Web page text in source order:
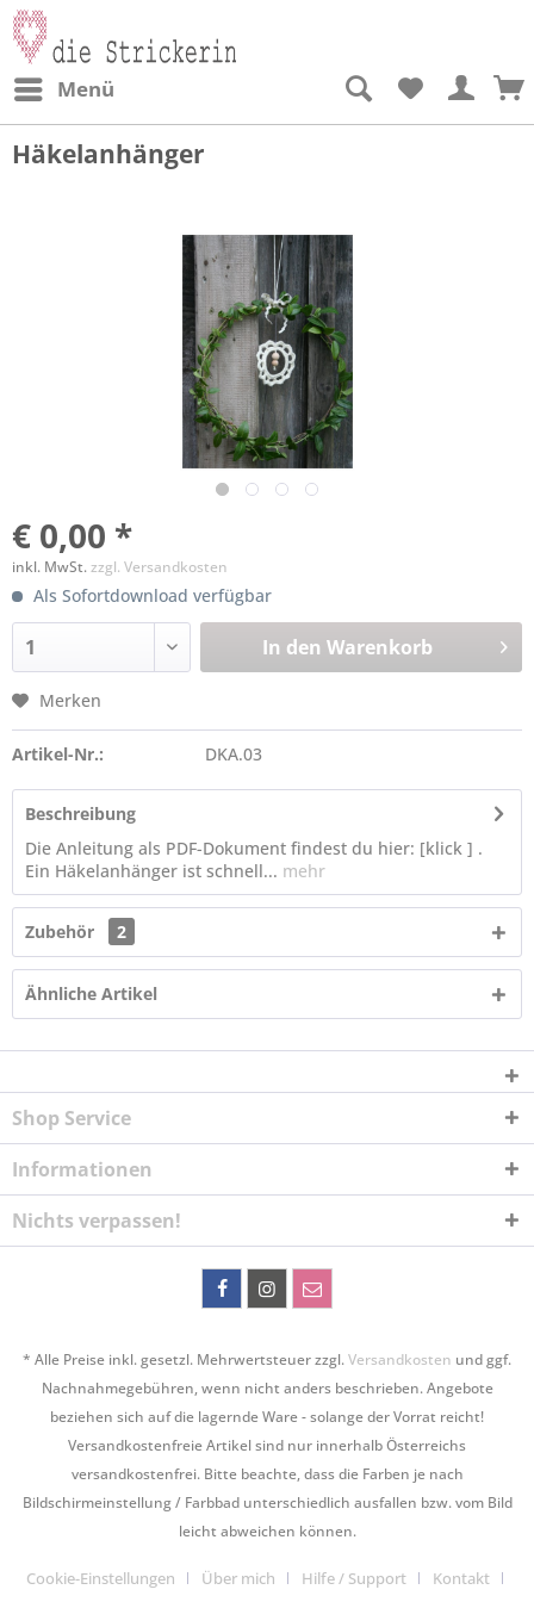
Menü
Häkelanhänger
€ 0,00 *
inkl. MwSt.zzgl. Versandkosten
Als Sofortdownload verfügbar
In den Warenkorb
Merken
Artikel-Nr.: DKA.03
Beschreibung
Die Anleitung als PDF-Dokument findest du hier: [klick ] .
Ein Häkelanhänger ist schnell... mehr
Zubehör 2
Ähnliche Artikel
Shop Service
Informationen
Nichts verpassen!
* Alle Preise inkl. gesetzl. Mehrwertsteuer zzgl.Versandkosten und ggf.
Nachnahmegebühren, wenn nicht anders beschrieben. Angebote
beziehen sich auf die lagernde Ware - solange der Vorrat reicht!
Versandkostenfreie Artikel sind nur innerhalb Österreichs
versandkostenfrei. Bitte beachte, dass die Farben je nach
Bildschirmeinstellung / Farbbad unterschiedlich ausfallen bzw. vom Bild
leicht abweichen können.
Cookie-Einstellungen Über mich Hilfe / Support Kontakt